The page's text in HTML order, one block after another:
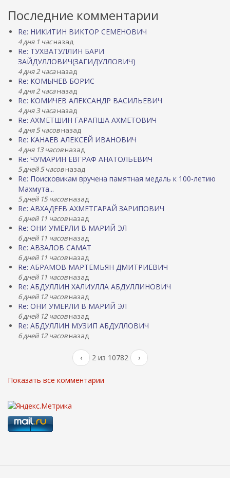
Последние комментарии
Re: НИКИТИН ВИКТОР СЕМЕНОВИЧ
4 дня 1 часназад
Re: ТУХВАТУЛЛИН БАРИ
ЗАЙДУЛЛОВИЧ(ЗАГИДУЛЛОВИЧ)
4 дня 2 часаназад
Re: КОМЫЧЕВ БОРИС
4 дня 2 часаназад
Re: КОМИЧЕВ АЛЕКСАНДР ВАСИЛЬЕВИЧ
4 дня 3 часаназад
Re: АХМЕТШИН ГАРАПША АХМЕТОВИЧ
4 дня 5 часовназад
Re: КАНАЕВ АЛЕКСЕЙ ИВАНОВИЧ
4 дня 13 часовназад
Re: ЧУМАРИН ЕВГРАФ АНАТОЛЬЕВИЧ
5 дней 5 часовназад
Re: Поисковикам вручена памятная медаль к 100-летию
Махмута...
5 дней 15 часовназад
Re: АВХАДЕЕВ АХМЕТГАРАЙ ЗАРИПОВИЧ
6 дней 11 часовназад
Re: ОНИ УМЕРЛИ В МАРИЙ ЭЛ
6 дней 11 часовназад
Re: АВЗАЛОВ САМАТ
6 дней 11 часовназад
Re: АБРАМОВ МАРТЕМЬЯН ДМИТРИЕВИЧ
6 дней 11 часовназад
Re: АБДУЛЛИН ХАЛИУЛЛА АБДУЛЛИНОВИЧ
6 дней 12 часовназад
Re: ОНИ УМЕРЛИ В МАРИЙ ЭЛ
6 дней 12 часовназад
Re: АБДУЛЛИН МУЗИП АБДУЛЛОВИЧ
6 дней 12 часовназад
‹ 2 из 10782 ›
Показать все комментарии